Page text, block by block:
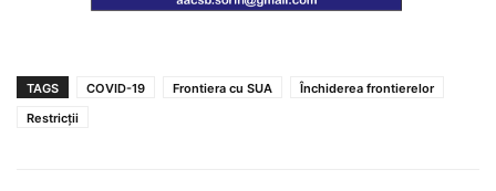
TAGS COVID-19 Frontiera cu SUA
Închiderea frontierelor
Restricții